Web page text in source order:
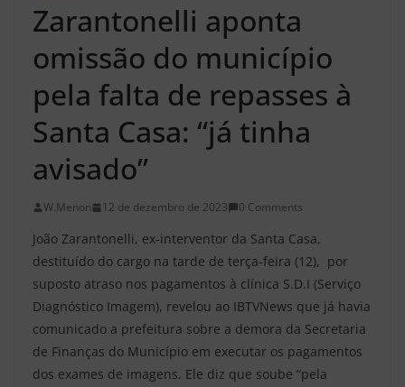
Zarantonelli aponta
omissão do município
pela falta de repasses à
Santa Casa: “já tinha
avisado”
W.Menon 12 de dezembro de 2023 0 Comments
João Zarantonelli, ex-interventor da Santa Casa,
destituído do cargo na tarde de terça-feira (12), por
suposto atraso nos pagamentos à clínica S.D.I (Serviço
Diagnóstico Imagem), revelou ao IBTVNews que já havia
comunicado a prefeitura sobre a demora da Secretaria
de Finanças do Município em executar os pagamentos
dos exames de imagens. Ele diz que soube “pela